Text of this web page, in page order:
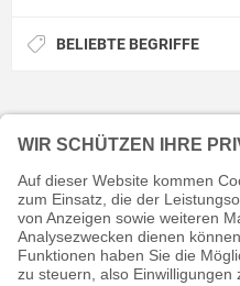
BELIEBTE BEGRIFFE